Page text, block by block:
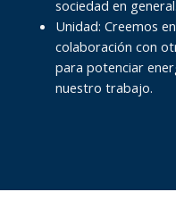
sociedad en general.
Unidad: Creemos
colaboración con
para potenciar
nuestro trabajo.